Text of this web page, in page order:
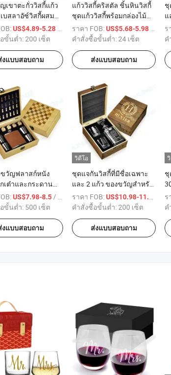
เขาตะกั่ววิสกี้แก้ว
บสลาอัซ์วิสกี้ผสม
ซิล ชุดสำหรับผู้ชาย
US$4.89-5.28 / เตรียมตัว
ขั้นต่ำ:200 เซ็ต
งแบบสอบถาม
แก้ววิสกี้คริสตัล ชิ้นหินวิสกี้
ชุดแก้ววิสกี้พร้อมกล่องไม้
ของขวัญน่ารักสำหรับพ่อ
ผู้ชาย ผู้ใหญ่
ราคา FOB:US$5.68-5.98 / เตรีย
คำสั่งซื้อขั้นต่ำ:24 เซ็ต
ส่งแบบสอบถาม
ชุ
แ
ใ
ร
ค
วัญฟลาสก์หนัง
เต๋าและกระดาน
ไม้ของขวัญน่ารัก
US$7.98-8.5/ เตรียมตัว
ขั้นต่ำ: 500 เซ็ต
งแบบสอบถาม
วิดีโอ
ชุดแจกันวิสกี้ที่มีชื่อเฉพาะ
และ 2 แก้ว ของขวัญสำหรับ
คู่แต่งงาน
ราคา FOB:US$10.98-11.59
/
คำสั่งซื้อขั้นต่ำ:200 เซ็ต
ส่งแบบสอบถาม
ชุ
ส
ถั
ร
ค